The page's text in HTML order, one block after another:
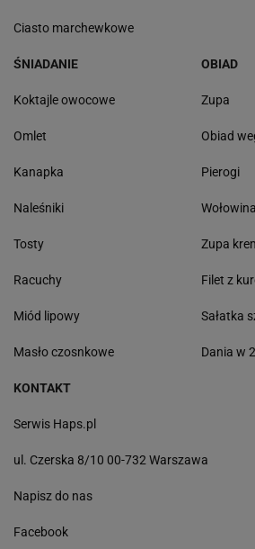
Ciasto marchewkowe
ŚNIADANIE
Koktajle owocowe
Omlet
Kanapka
Naleśniki
Tosty
Racuchy
Miód lipowy
Masło czosnkowe
OBIAD
Zupa
Obiad
Pierogi
Wołowina
Zupa
Filet z
Sałatka
Dania w
KONTAKT
Serwis Haps.pl
ul. Czerska 8/10 00-732 Warszawa
Napisz do nas
Facebook